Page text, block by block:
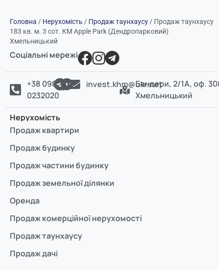
Головна / Нерухомість / Продаж таунхаусу/ Продаж таунхаусу
183 кв. м. 3 сот. КМ Apple Park (Дендропарковий)
Хмельницький
Соціальні мережі
+38 098
0232020
invest.khm@ukr.netБандери, 2/1А, оф.
Хмельницький
Нерухомість
Продаж квартири
Продаж будинку
Продаж частини будинку
Продаж земельної ділянки
Оренда
Продаж комерційної нерухомості
Продаж таунхаусу
Продаж дачі